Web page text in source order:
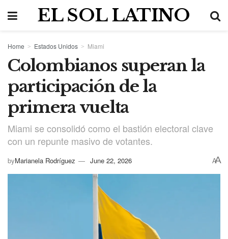
EL SOL LATINO
Home Estados Unidos Miami
Colombianos superan la
participación de la
primera vuelta
Miami se consolidó como el bastión electoral clave
con un repunte masivo de votantes.
byMarianela Rodríguez June 22, 2026 AA